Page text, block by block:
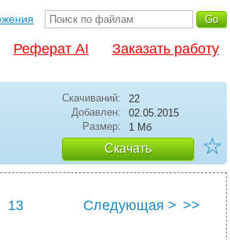
Реферат AI Заказать работу
Скачиваний:
22
Добавлен:
02.05.2015
Размер:
1 Мб
Скачать ☆
13 Следующая > >>